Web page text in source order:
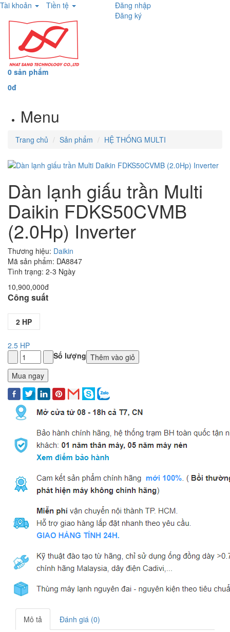
Tài khoản Tiền tệ
Đăng nhập
Đăng ký
0 sản phẩm
0đ
Menu
Trang chủ Sản phẩm HỆ THỐNG MULTI
Dàn lạnh giấu trần Multi
Daikin FDKS50CVMB
(2.0Hp) Inverter
Thương hiệu: Daikin
Mã sản phẩm: DA8847
Tình trạng: 2-3 Ngày
10,900,000đ
Công suất
2 HP
2.5 HP
Số lượng Thêm vào giỏ
Mua ngay
Mô tả Đánh giá (0)